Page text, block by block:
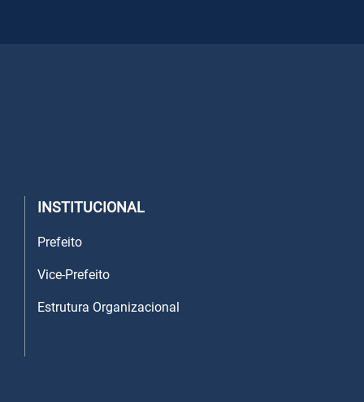
INSTITUCIONAL
Prefeito
Vice-Prefeito
Estrutura Organizacional